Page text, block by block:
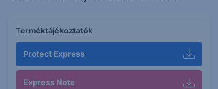
Terméktájékoztatók
Protect Express
Express Note